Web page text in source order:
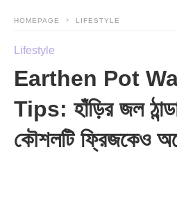
HOMEPAGE LIFESTYLE
Lifestyle
Earthen Pot
Tips: হাঁড়ির জল
কৌশলটি ফ্রিজকেও